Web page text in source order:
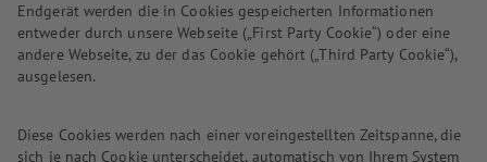
Endgerät werden die in Cookies gespeicherten Informationen
entweder durch unsere Webseite („First Party Cookie“) oder eine
andere Webseite, zu der das Cookie gehört („Third Party Cookie“),
ausgelesen.
Diese Cookies werden nach einer voreingestellten Zeitspanne, die
sich je nach Cookie unterscheidet, automatisch von Ihrem System